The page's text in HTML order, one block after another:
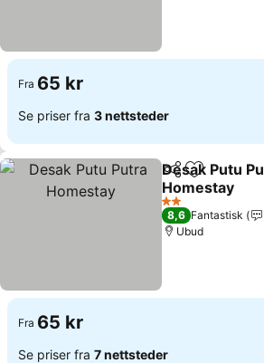
Fra 65 kr
Se priser fra 3 nettsteder
Del Legg til i
Desak Putu
Homestay
2 Stjerner
8,6 Fantastisk
Ubud
Fra 65 kr
Se priser fra 7 nettsteder